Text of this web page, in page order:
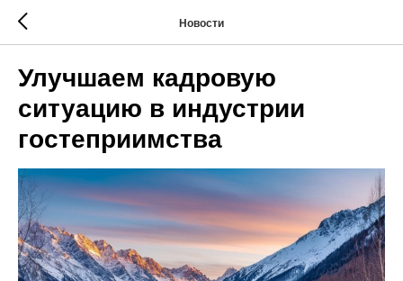
Новости
Улучшаем кадровую
ситуацию в индустрии
гостеприимства